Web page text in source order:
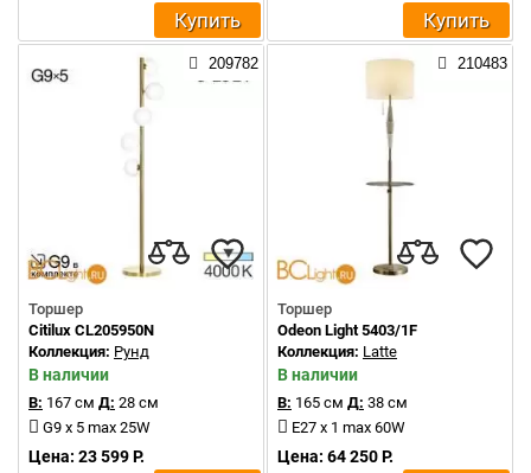
Купить Купить
209782
Торшер
Citilux CL205950N
Коллекция: Рунд
В наличии
В: 167 см Д: 28 см
G9 x 5 max 25W
Цена: 23 599 Р.
210483
Торшер
Odeon Light 5403/1F
Коллекция: Latte
В наличии
В: 165 см Д: 38 см
E27 x 1 max 60W
Цена: 64 250 Р.